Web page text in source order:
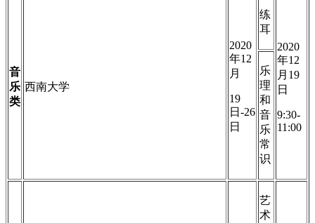
音
乐
类
西南大学
2020
年12
月
19
日-26
日
练
耳
2020
年12
月19
日
9:30-
11:00
乐
理
和
音
乐
常
识
艺
术